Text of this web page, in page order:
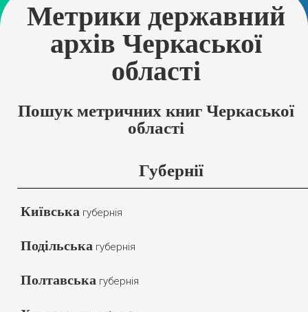
Метрики державний
архів Черкаської
області
Пошук метричних книг Черкаської
області
Губернії
Київська губернія
Подільська губернія
Полтавська губернія